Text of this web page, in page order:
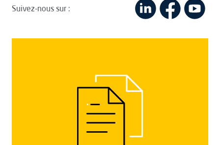
Suivez-nous sur :